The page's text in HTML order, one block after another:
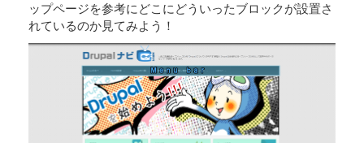
ップページを参考にどこにどういったブロックが設置さ
れているのか見てみよう！